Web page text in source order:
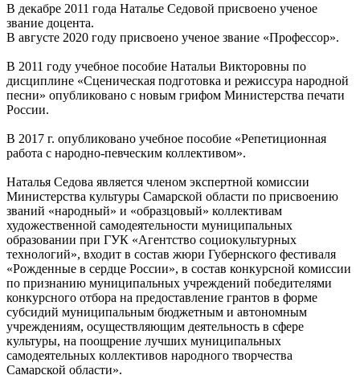
В декабре 2011 года Наталье Седовой присвоено ученое
звание доцента.
В августе 2020 году присвоено ученое звание «Профессор».
В 2011 году учебное пособие Натальи Викторовны по
дисциплине «Сценическая подготовка и режиссура народной
песни» опубликовано с новым грифом Министерства печати
России.
В 2017 г. опубликовано учебное пособие «Репетиционная
работа с народно-певческим коллективом».
Наталья Седова является членом экспертной комиссии
Министерства культуры Самарской области по присвоению
званий «народный» и «образцовый» коллективам
художественной самодеятельности муниципальных
образовании при ГУК «Агентство социокультурных
технологий», входит в состав жюри Губернского фестиваля
«Рожденные в сердце России», в состав конкурсной комиссии
по признанию муниципальных учреждений победителями
конкурсного отбора на предоставление грантов в форме
субсидий муниципальным бюджетным и автономным
учреждениям, осуществляющим деятельность в сфере
культуры, на поощрение лучших муниципальных
самодеятельных коллективов народного творчества
Самарской области».